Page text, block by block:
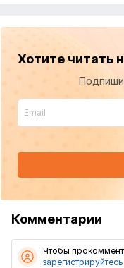
Хотите читать
Комментарии
Чтобы
зарегистрируйтесь